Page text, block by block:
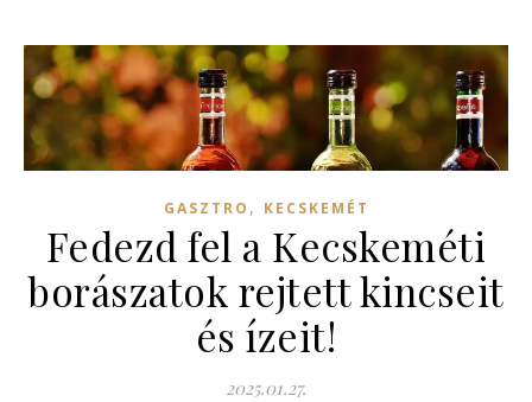
GASZTRO , KECSKEMÉT
Fedezd fel a Kecskeméti
borászatok rejtett kincseit
és ízeit!
2025.01.27.